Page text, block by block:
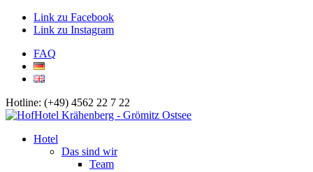
Link zu Facebook
Link zu Instagram
FAQ
Hotline: (+49) 4562 22 7 22
Hotel
Das sind wir
Team